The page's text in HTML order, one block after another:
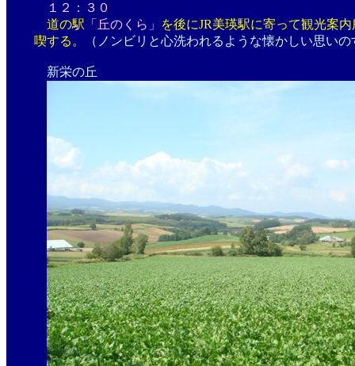
１２：３０
道の駅 「丘のくら」
を後にJR美瑛駅に寄って観光案
喫する。
（ノンビリと心洗われるような懐かしい思い
新栄の丘